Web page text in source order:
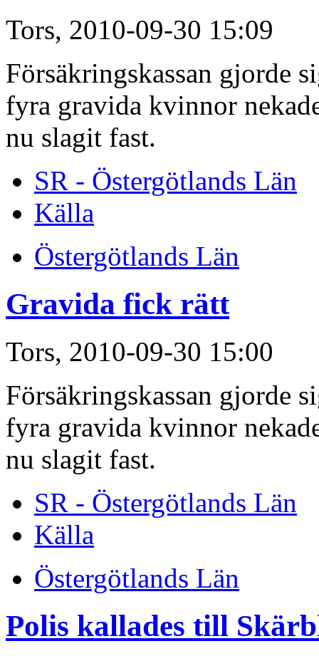
Tors, 2010-09-30 15:09
Försäkringskassan gjorde
fyra gravida kvinnor
nu slagit fast.
SR - Östergötlands Län
Källa
Östergötlands Län
Gravida fick rätt
Tors, 2010-09-30 15:00
Försäkringskassan gjorde
fyra gravida kvinnor
nu slagit fast.
SR - Östergötlands Län
Källa
Östergötlands Län
Polis kallades till